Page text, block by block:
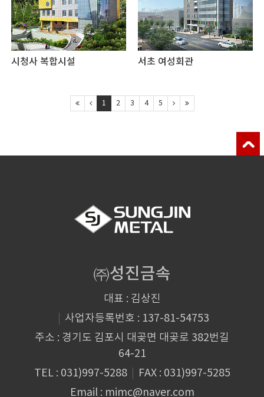
시청사 복합시설 서초 여성회관
1 2 3 4 5
㈜성진금속
대표 : 김상진
사업자등록번호 : 137-81-54753
주소 : 경기도 김포시 대곶면 대곶로 382번길
64-21
TEL : 031)997-5288
FAX : 031)997-5285
Email : mimc@naver.com